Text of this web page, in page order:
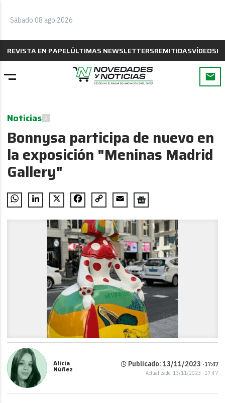
Sábado 08 ago 2026
REVISTA EN PAPELÚLTIMAS NEWSLETTERSREMITIDASVÍDEOS
Noticias
Bonnysa participa de nuevo en
la exposición "Meninas Madrid
Gallery"
WhatsAppLinkedIn
X FacebookCopy
Email
Alicia
Núñez
Publicado: 13/11/2023 ·17:47
Actualizado: 13/11/2023 · 17:47